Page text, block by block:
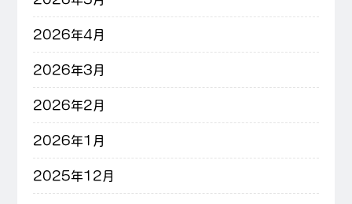
2026年4月
2026年3月
2026年2月
2026年1月
2025年12月